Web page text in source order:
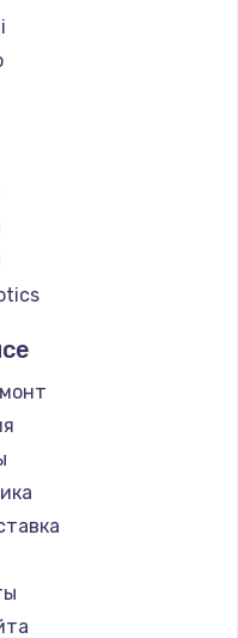
конфорки
датчика
лампы
платы